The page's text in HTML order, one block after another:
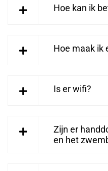
Hoe kan ik
Hoe maak ik
Is er wifi?
Zijn er
en het